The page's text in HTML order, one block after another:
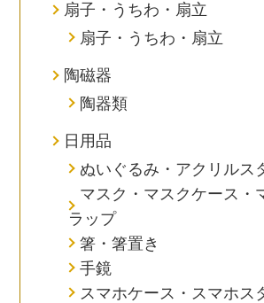
扇子・うちわ・扇立
扇子・うちわ・扇立
陶磁器
陶器類
日用品
ぬいぐるみ・アクリルス
マスク・マスクケース・
ラップ
箸・箸置き
手鏡
スマホケース・スマホス